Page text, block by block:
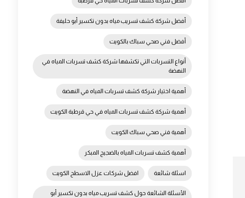
أفضل شركة كشف تسريب مياه بدون تكسير أبو حليفة
أفضل فني صحي سباك بالكويت
أنواع التسربات التي تكشفها شركة كشف تسربات المياه في
النهضة
أهمية اختيار شركة كشف تسربات المياه في النهضة
أهمية شركة كشف تسربات المياه في حي قرطبة الكويت
أهمية فني صحي سباك الكويت
أهمية كشف تسربات المياه بالضجيج المبكر
اسئلة شائعة افضل شركات عزل الاسطح الكويت
الأسئلة الشائعة حول كشف تسريب مياه بدون تكسير أبو